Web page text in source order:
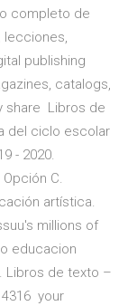
completo de
lecciones,
publishing
catalogs,
share Libros de
del ciclo escolar
- 2020.
C.
artística.
millions of
educacion
Libros de texto –
4316 your